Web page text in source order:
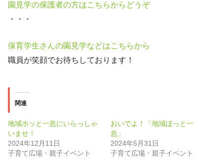
園見学の保護者の方はこちらからどうぞ
・・・
保育学生さんの園見学などはこちらから
職員が笑顔でお待ちしております！
関連
地域ホッと一息にいらっしゃ
いませ！
2024年12月11日
子育て広場・親子イベント
おいでよ！「地域ほっと一
息」
2024年5月31日
子育て広場・親子イベント